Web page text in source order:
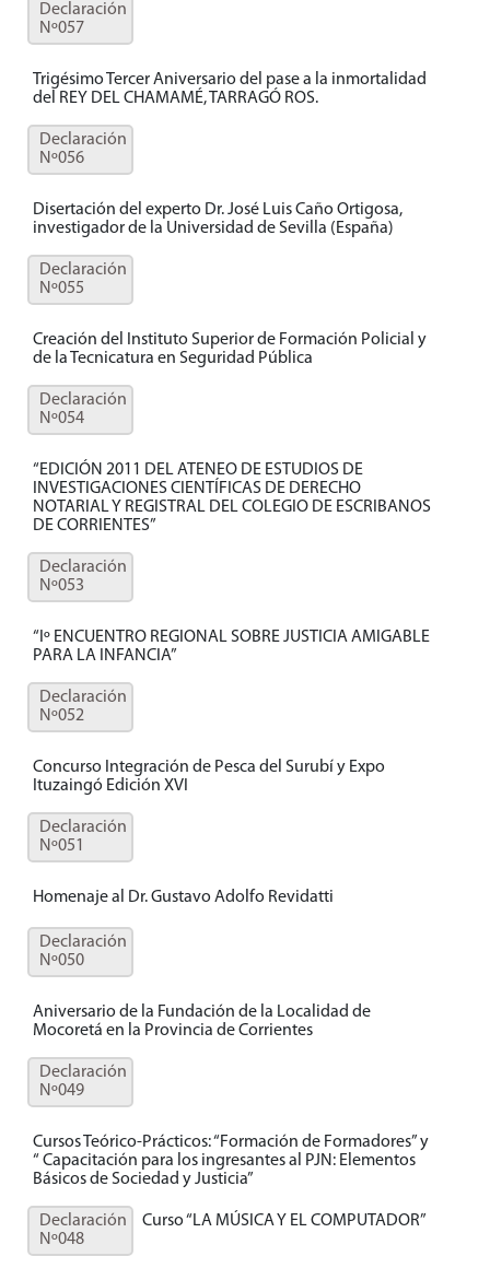
Declaración
Nº057
Trigésimo Tercer Aniversario del pase a la inmortalidad
del REY DEL CHAMAMÉ, TARRAGÓ ROS.
Declaración
Nº056
Disertación del experto Dr. José Luis Caño Ortigosa,
investigador de la Universidad de Sevilla (España)
Declaración
Nº055
Creación del Instituto Superior de Formación Policial y
de la Tecnicatura en Seguridad Pública
Declaración
Nº054
“EDICIÓN 2011 DEL ATENEO DE ESTUDIOS DE
INVESTIGACIONES CIENTÍFICAS DE DERECHO
NOTARIAL Y REGISTRAL DEL COLEGIO DE ESCRIBANOS
DE CORRIENTES”
Declaración
Nº053
“Iº ENCUENTRO REGIONAL SOBRE JUSTICIA AMIGABLE
PARA LA INFANCIA”
Declaración
Nº052
Concurso Integración de Pesca del Surubí y Expo
Ituzaingó Edición XVI
Declaración
Nº051
Homenaje al Dr. Gustavo Adolfo Revidatti
Declaración
Nº050
Aniversario de la Fundación de la Localidad de
Mocoretá en la Provincia de Corrientes
Declaración
Nº049
Cursos Teórico-Prácticos: “Formación de Formadores” y
“ Capacitación para los ingresantes al PJN: Elementos
Básicos de Sociedad y Justicia”
Declaración
Nº048
Curso “LA MÚSICA Y EL COMPUTADOR”